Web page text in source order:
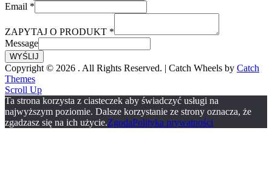
Email *
ZAPYTAJ O PRODUKT *
Message
WYŚLIJ
Copyright © 2026 . All Rights Reserved. | Catch Wheels by Catch
Themes
Scroll Up
Ta strona korzysta z ciasteczek aby świadczyć usługi na
najwyższym poziomie. Dalsze korzystanie ze strony oznacza, że
zgadzasz się na ich użycie.ZgodaPolityka prywatności